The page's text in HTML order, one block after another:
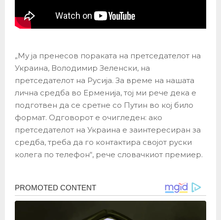
„Му ја пренесов пораката на претседателот на
Украина, Володимир Зеленски, на
претседателот на Русија. За време на нашата
лична средба во Ерменија, тој ми рече дека е
подготвен да се сретне со Путин во кој било
формат. Одговорот е очигледен: ако
претседателот на Украина е заинтересиран за
средба, треба да го контактира својот руски
колега по телефон“, рече словачкиот премиер.